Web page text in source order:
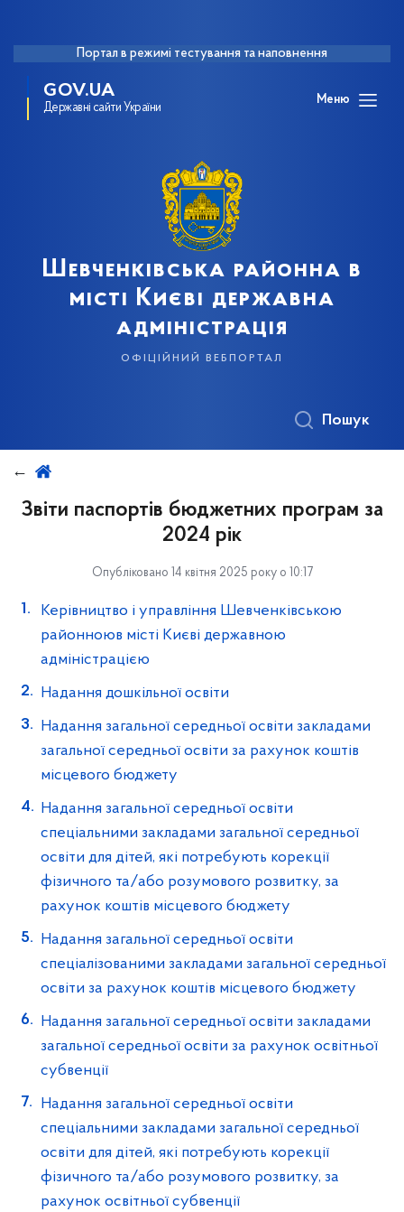
Портал в режимі тестування та наповнення
GOV.UA
Державні сайти України
Меню
Шевченківська районна в
місті Києві державна
адміністрація
офіційний вебпортал
Пошук
Звіти паспортів бюджетних програм за
2024 рік
Опубліковано 14 квітня 2025 року о 10:17
Керівництво і управління Шевченківською
районноюв місті Києві державною
адміністрацією
Надання дошкільної освіти
Надання загальної середньої освіти закладами
загальної середньої освіти за рахунок коштів
місцевого бюджету
Надання загальної середньої освіти
спеціальними закладами загальної середньої
освіти для дітей, які потребують корекції
фізичного та/або розумового розвитку, за
рахунок коштів місцевого бюджету
Надання загальної середньої освіти
спеціалізованими закладами загальної середньої
освіти за рахунок коштів місцевого бюджету
Надання загальної середньої освіти закладами
загальної середньої освіти за рахунок освітньої
субвенції
Надання загальної середньої освіти
спеціальними закладами загальної середньої
освіти для дітей, які потребують корекції
фізичного та/або розумового розвитку, за
рахунок освітньої субвенції